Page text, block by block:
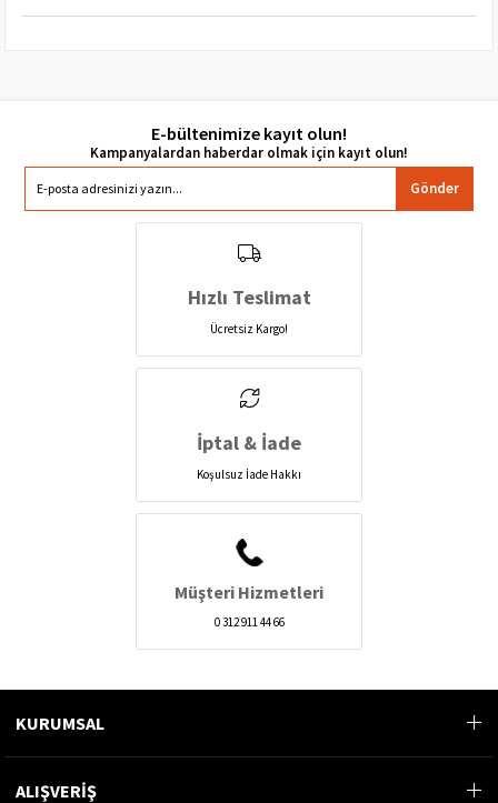
E-bültenimize kayıt olun!
Gönder
Hızlı Teslimat
Ücretsiz Kargo!
İptal & İade
Koşulsuz İade Hakkı
Müşteri Hizmetleri
0 312 911 44 66
KURUMSAL
ALIŞVERİŞ